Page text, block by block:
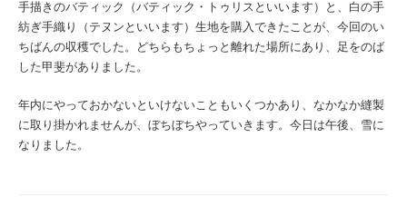
手描きのバティック（バティック・トゥリスといいます）と、白の手
紡ぎ手織り（テヌンといいます）生地を購入できたことが、今回のい
ちばんの収穫でした。どちらもちょっと離れた場所にあり、足をのば
した甲斐がありました。
年内にやっておかないといけないこともいくつかあり、なかなか縫製
に取り掛かれませんが、ぼちぼちやっていきます。今日は午後、雪に
なりました。